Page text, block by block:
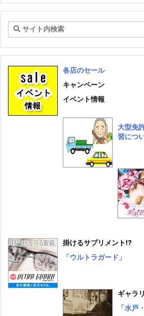
イ
各店のセール
キャンペーン
イベント情報
大型免
習につ
掛けるサプリメント⁉
「ウルトラガード」
ギャラ
「水戸